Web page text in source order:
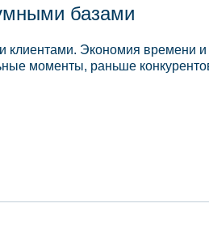
базами
клиентами. Экономия времени и
моменты, раньше